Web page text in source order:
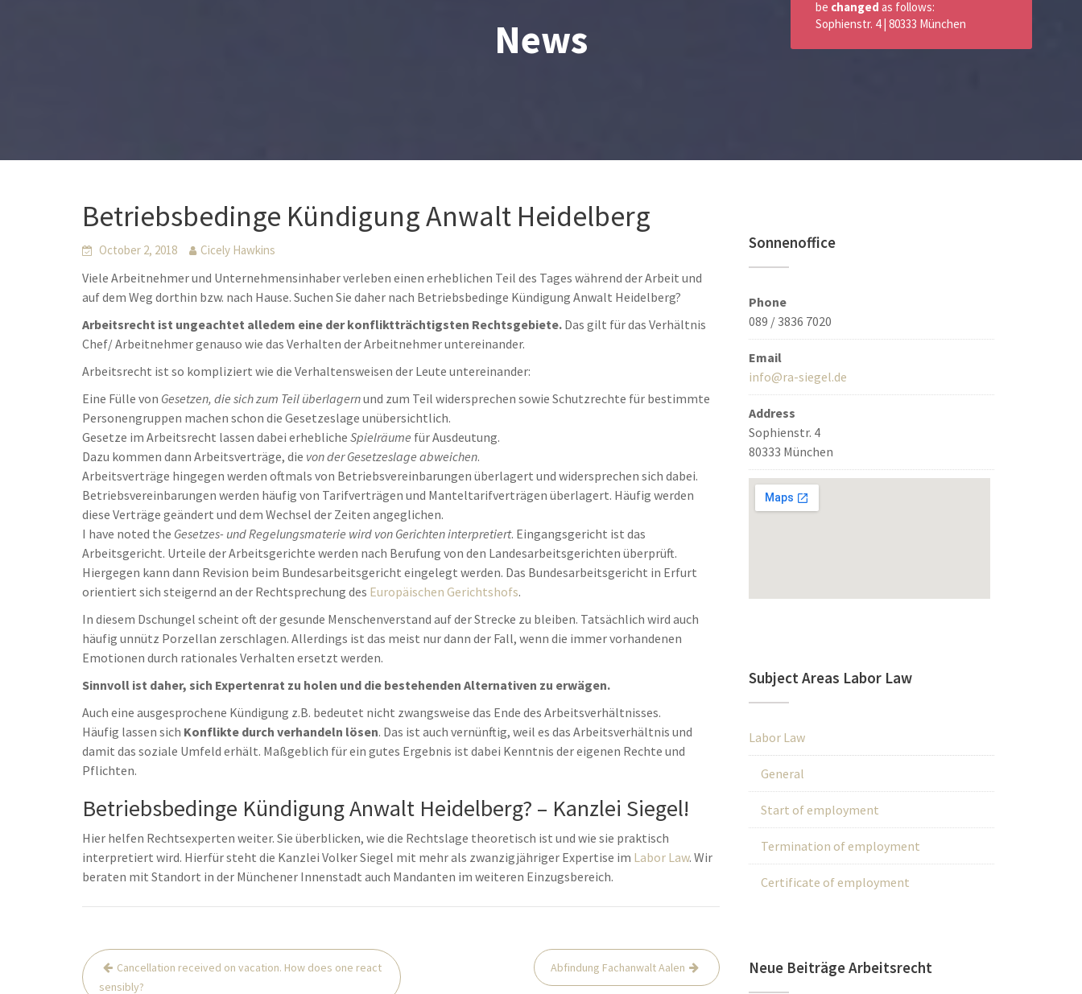
News
Betriebsbedinge Kündigung Anwalt Heidelberg
October 2, 2018 Cicely Hawkins
Viele Arbeitnehmer und Unternehmensinhaber verleben einen erheblichen Teil des Tages während der Arbeit und
auf dem Weg dorthin bzw. nach Hause. Suchen Sie daher nach Betriebsbedinge Kündigung Anwalt Heidelberg?
Arbeitsrecht ist ungeachtet alledem eine der konfliktträchtigsten Rechtsgebiete. Das gilt für das Verhältnis
Chef/ Arbeitnehmer genauso wie das Verhalten der Arbeitnehmer untereinander.
Arbeitsrecht ist so kompliziert wie die Verhaltensweisen der Leute untereinander:
Eine Fülle von Gesetzen, die sich zum Teil überlagernund zum Teil widersprechen sowie Schutzrechte für bestimmte
Personengruppen machen schon die Gesetzeslage unübersichtlich.
Gesetze im Arbeitsrecht lassen dabei erhebliche Spielräume für Ausdeutung.
Dazu kommen dann Arbeitsverträge, die von der Gesetzeslage abweichen.
Arbeitsverträge hingegen werden oftmals von Betriebsvereinbarungen überlagert und widersprechen sich dabei.
Betriebsvereinbarungen werden häufig von Tarifverträgen und Manteltarifverträgen überlagert. Häufig werden
diese Verträge geändert und dem Wechsel der Zeiten angeglichen.
I have noted the Gesetzes- und Regelungsmaterie wird von Gerichten interpretiert. Eingangsgericht ist das
Arbeitsgericht. Urteile der Arbeitsgerichte werden nach Berufung von den Landesarbeitsgerichten überprüft.
Hiergegen kann dann Revision beim Bundesarbeitsgericht eingelegt werden. Das Bundesarbeitsgericht in Erfurt
orientiert sich steigernd an der Rechtsprechung des Europäischen Gerichtshofs.
In diesem Dschungel scheint oft der gesunde Menschenverstand auf der Strecke zu bleiben. Tatsächlich wird auch
häufig unnütz Porzellan zerschlagen. Allerdings ist das meist nur dann der Fall, wenn die immer vorhandenen
Emotionen durch rationales Verhalten ersetzt werden.
Sinnvoll ist daher, sich Expertenrat zu holen und die bestehenden Alternativen zu erwägen.
Auch eine ausgesprochene Kündigung z.B. bedeutet nicht zwangsweise das Ende des Arbeitsverhältnisses.
Häufig lassen sich Konflikte durch verhandeln lösen. Das ist auch vernünftig, weil es das Arbeitsverhältnis und
damit das soziale Umfeld erhält. Maßgeblich für ein gutes Ergebnis ist dabei Kenntnis der eigenen Rechte und
Pflichten.
Betriebsbedinge Kündigung Anwalt Heidelberg? – Kanzlei Siegel!
Hier helfen Rechtsexperten weiter. Sie überblicken, wie die Rechtslage theoretisch ist und wie sie praktisch
interpretiert wird. Hierfür steht die Kanzlei Volker Siegel mit mehr als zwanzigjähriger Expertise im Labor Law. Wir
beraten mit Standort in der Münchener Innenstadt auch Mandanten im weiteren Einzugsbereich.
Post
navigation
Cancellation received on vacation. How does one react
sensibly?
Abfindung Fachanwalt Aalen
Sonnenoffice
Phone
089 / 3836 7020
Email
info@ra-siegel.de
Address
Sophienstr. 4
80333 München
Subject Areas Labor Law
Labor Law
General
Start of employment
Termination of employment
Certificate of employment
Neue Beiträge Arbeitsrecht
be changed as follows:
Sophienstr. 4 | 80333 München